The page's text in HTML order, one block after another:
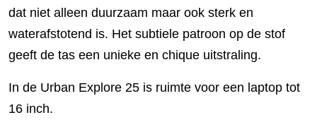
dat niet alleen duurzaam maar ook sterk en
waterafstotend is. Het subtiele patroon op de stof
geeft de tas een unieke en chique uitstraling.
In de Urban Explore 25 is ruimte voor een laptop tot
16 inch.